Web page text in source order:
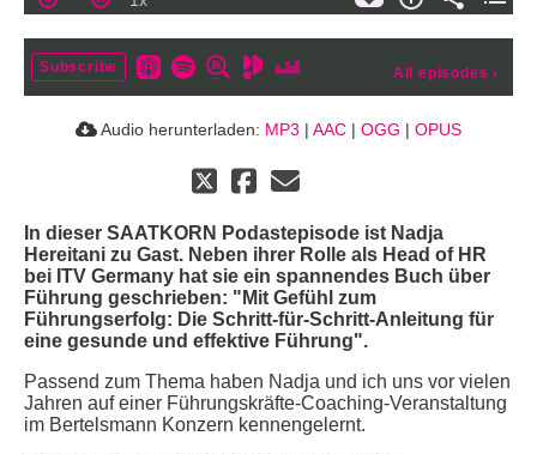
Subscribe All episodes ›
Audio herunterladen: MP3 | AAC | OGG | OPUS
In dieser SAATKORN Podastepisode ist Nadja
Hereitani zu Gast. Neben ihrer Rolle als Head of HR
bei ITV Germany hat sie ein spannendes Buch über
Führung geschrieben: "Mit Gefühl zum
Führungserfolg: Die Schritt-für-Schritt-Anleitung für
eine gesunde und effektive Führung".
Passend zum Thema haben Nadja und ich uns vor vielen
Jahren auf einer Führungskräfte-Coaching-Veranstaltung
im Bertelsmann Konzern kennengelernt.